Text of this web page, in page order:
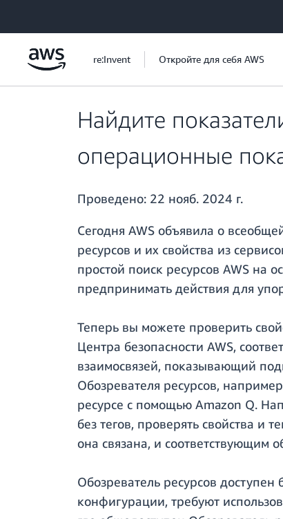
re:Invent Откройте для себя AWS
Найдите
операционные
Проведено: 22 нояб. 2024 г.
Сегодня AWS объявила о
ресурсов и их свойства из
простой поиск ресурсов AWS на
предпринимать действия для
Теперь вы можете проверить
Центра безопасности AWS,
взаимосвязей, показывающий
Обозревателя ресурсов,
ресурсе с помощью Amazon Q.
без тегов, проверять свойства и
она связана, и соответствующим
Обозреватель ресурсов
конфигурации, требуют